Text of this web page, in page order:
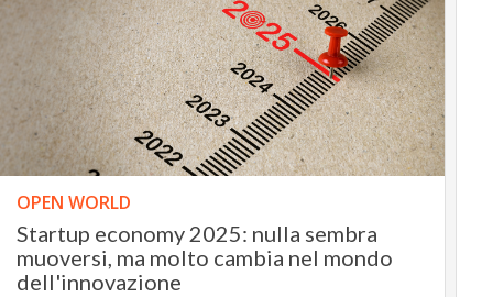
OPEN WORLD
Startup economy 2025: nulla sembra
muoversi, ma molto cambia nel mondo
dell'innovazione